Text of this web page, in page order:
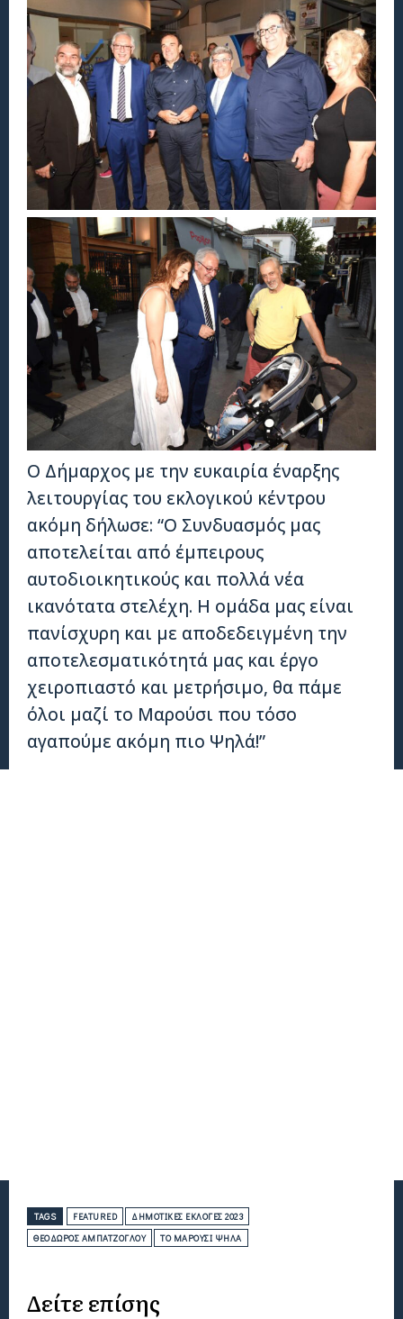
Ο Δήμαρχος με την ευκαιρία έναρξης
λειτουργίας του εκλογικού κέντρου
ακόμη δήλωσε: “Ο Συνδυασμός μας
αποτελείται από έμπειρους
αυτοδιοικητικούς και πολλά νέα
ικανότατα στελέχη. Η ομάδα μας είναι
πανίσχυρη και με αποδεδειγμένη την
αποτελεσματικότητά μας και έργο
χειροπιαστό και μετρήσιμο, θα πάμε
όλοι μαζί το Μαρούσι που τόσο
αγαπούμε ακόμη πιο Ψηλά!”
TAGS FEATURED
ΔΗΜΟΤΙΚΈΣ ΕΚΛΟΓΈΣ 2023
ΘΕΌΔΩΡΟΣ ΑΜΠΑΤΖΌΓΛΟΥ
ΤΟ ΜΑΡΟΎΣΙ ΨΗΛΆ
Δείτε επίσης